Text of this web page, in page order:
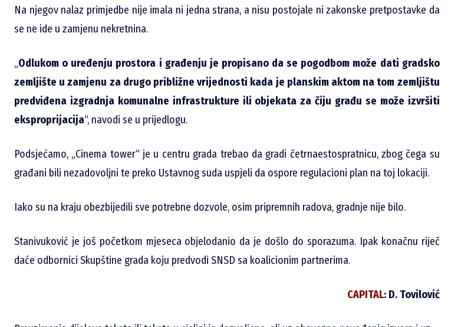
Na njegov nalaz primjedbe nije imala ni jedna strana, a nisu postojale ni zakonske pretpostavke da
se ne ide u zamjenu nekretnina.
„Odlukom o uređenju prostora i građenju je propisano da se pogodbom može dati gradsko
zemljište u zamjenu za drugo približne vrijednosti kada je planskim aktom na tom zemljištu
predviđena izgradnja komunalne infrastrukture ili objekata za čiju građu se može izvršiti
eksproprijacija“, navodi se u prijedlogu.
Podsjećamo, „Cinema tower“ je u centru grada trebao da gradi četrnaestospratnicu, zbog čega su
građani bili nezadovoljni te preko Ustavnog suda uspjeli da ospore regulacioni plan na toj lokaciji.
Iako su na kraju obezbijedili sve potrebne dozvole, osim pripremnih radova, gradnje nije bilo.
Stanivuković je još početkom mjeseca objelodanio da je došlo do sporazuma. Ipak konačnu riječ
daće odbornici Skupštine grada koju predvodi SNSD sa koalicionim partnerima.
CAPITAL: D. Tovilović